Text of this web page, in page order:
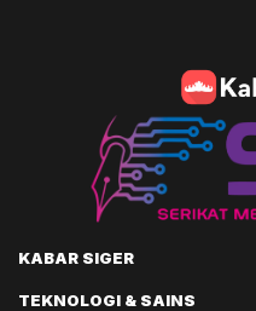
KABAR SIGER
TEKNOLOGI & SAINS